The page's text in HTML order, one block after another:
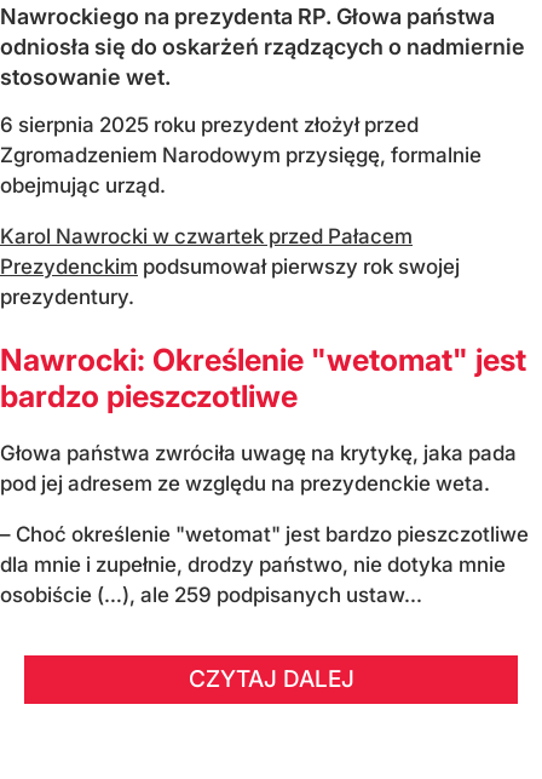
Nawrockiego na prezydenta RP. Głowa państwa
odniosła się do oskarżeń rządzących o nadmiernie
stosowanie wet.
6 sierpnia 2025 roku prezydent złożył przed
Zgromadzeniem Narodowym przysięgę, formalnie
obejmując urząd.
Karol Nawrocki w czwartek przed Pałacem
Prezydenckim podsumował pierwszy rok swojej
prezydentury.
Nawrocki: Określenie "wetomat" jest
bardzo pieszczotliwe
Głowa państwa zwróciła uwagę na krytykę, jaka pada
pod jej adresem ze względu na prezydenckie weta.
– Choć określenie "wetomat" jest bardzo pieszczotliwe
dla mnie i zupełnie, drodzy państwo, nie dotyka mnie
osobiście (…), ale 259 podpisanych ustaw...
CZYTAJ DALEJ